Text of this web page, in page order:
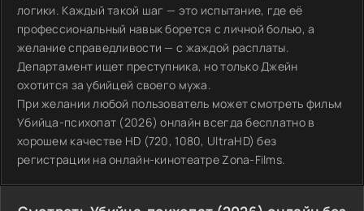
логики. Каждый такой шаг — это испытание, где её
профессиональный навык борется с личной болью, а
желание справедливости — с жаждой расплаты.
Департамент ищет преступника, но только Джейн
охотится за убийцей своего мужа.
При желании любой пользователь может смотреть фильм
Убийца-психопат (2026) онлайн всегда бесплатно в
хорошем качестве HD (720, 1080, UltraHD) без
регистрации на онлайн-кинотеатре Zona-Films.